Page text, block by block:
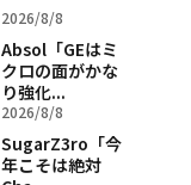
2026/8/8
Absol「GEはミ
クロの面がかな
り強化...
2026/8/8
SugarZ3ro「今
年こそは絶対